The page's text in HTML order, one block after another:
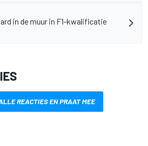
in de muur in F1-kwalificatie
REACTIES EN PRAAT MEE